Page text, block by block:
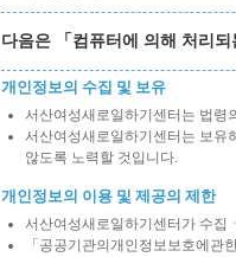
다음은 「컴퓨터에 의해 처리
개인정보의 수집 및 보유
서산여성새로일하기센터는 법령
서산여성새로일하기센터는 보유
않도록 노력할 것입니다.
개인정보의 이용 및 제공의 제한
서산여성새로일하기센터가 수집
「공공기관의개인정보보호에관